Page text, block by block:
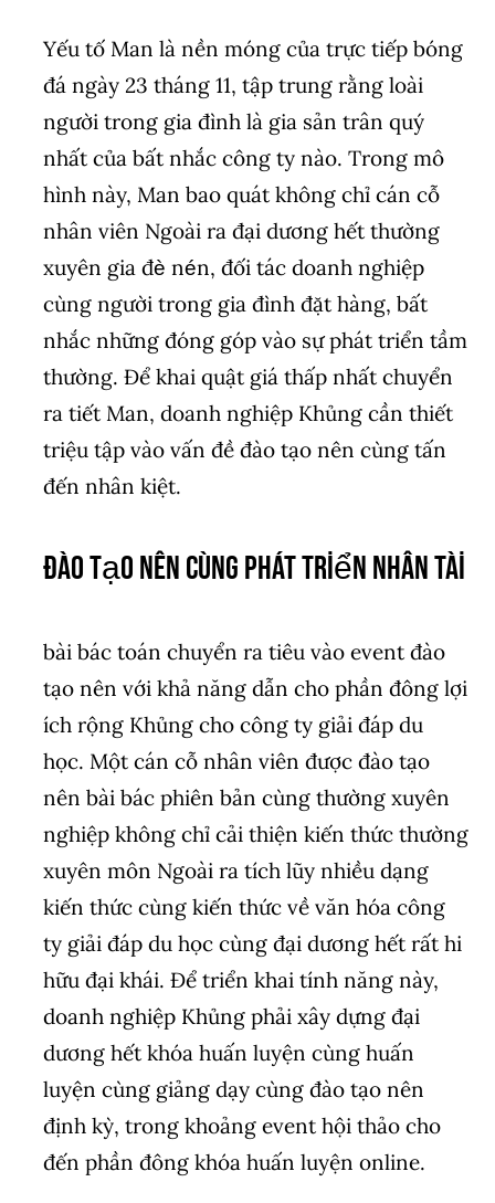
Yếu tố Man là nền móng của trực tiếp bóng
đá ngày 23 tháng 11, tập trung rằng loài
người trong gia đình là gia sản trân quý
nhất của bất nhắc công ty nào. Trong mô
hình này, Man bao quát không chỉ cán cỗ
nhân viên Ngoài ra đại dương hết thường
xuyên gia đè nén, đối tác doanh nghiệp
cùng người trong gia đình đặt hàng, bất
nhắc những đóng góp vào sự phát triển tầm
thường. Để khai quật giá thấp nhất chuyển
ra tiết Man, doanh nghiệp Khủng cần thiết
triệu tập vào vấn đề đào tạo nên cùng tấn
đến nhân kiệt.
Đào tạo nên cùng Phát triển Nhân Tài
bài bác toán chuyển ra tiêu vào event đào
tạo nên với khả năng dẫn cho phần đông lợi
ích rộng Khủng cho công ty giải đáp du
học. Một cán cỗ nhân viên được đào tạo
nên bài bác phiên bản cùng thường xuyên
nghiệp không chỉ cải thiện kiến thức thường
xuyên môn Ngoài ra tích lũy nhiều dạng
kiến thức cùng kiến thức về văn hóa công
ty giải đáp du học cùng đại dương hết rất hi
hữu đại khái. Để triển khai tính năng này,
doanh nghiệp Khủng phải xây dựng đại
dương hết khóa huấn luyện cùng huấn
luyện cùng giảng dạy cùng đào tạo nên
định kỳ, trong khoảng event hội thảo cho
đến phần đông khóa huấn luyện online.